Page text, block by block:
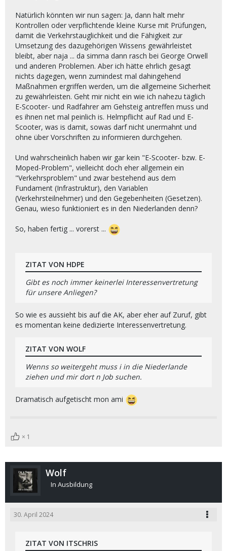
Natürlich könnten wir nun sagen: Ja, dann halt mehr
Kontrollen oder verpflichtende kleine Kurse mit Prüfungen,
damit die Verkehrstauglichkeit und die Fähigkeit zur
Umsetzung des dazugehörigen Wissens gewährleistet
bleibt, aber naja ... da simma dann rasch bei George Orwell
und anderen Problemen. Aber ich hätte ehrlich gesagt
nichts dagegen, wenn zumindest mal dahingehend
Maßnahmen ergriffen werden, um die allgemeine Sicherheit
zu gewährleisten. Geht mir nicht ein wie ich nahezu täglich
E-Scooter- und Radfahrer am Gehsteig antreffen muss und
es ihnen net mal peinlich is. Helmpflicht auf Rad und E-
Scooter, was is damit, sowas darf nicht unermahnt und
ohne über Vorschriften zu informieren durchgehen.
Und wahrscheinlich haben wir gar kein "E-Scooter- bzw. E-
Moped-Problem", vielleicht doch eher allgemein ein
"Verkehrsproblem" und zwar bestehend aus dem
Fundament (Infrastruktur), den Variablen
(Verkehrsteilnehmer) und den Gegebenheiten (Gesetzen).
Genau, wieso funktioniert es in den Niederlanden denn?
So, haben fertig ... vorerst ...
ZITAT VON HDPE
Gibt es noch immer keinerlei Interessenvertretung
für unsere Anliegen?
So wie es aussieht bis auf die AK, aber eher auf Zuruf, gibt
es momentan keine dedizierte Interessenvertretung.
ZITAT VON WOLF
Wenns so weitergeht muss i in die Niederlande
ziehen und mir dort n Job suchen.
Dramatisch aufgetischt mon ami
1
Wolf
In Ausbildung
30. April 2024
ZITAT VON ITSCHRIS